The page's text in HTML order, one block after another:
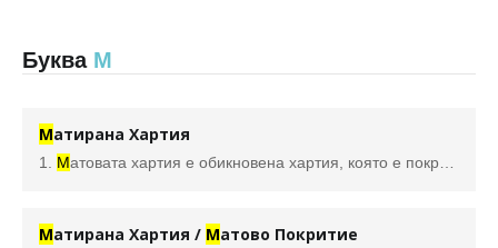
Буква М
Матирана Хартия
1. Матовата хартия е обикновена хартия, която е покрита с тънък слой
Матирана Хартия / Матово Покритие